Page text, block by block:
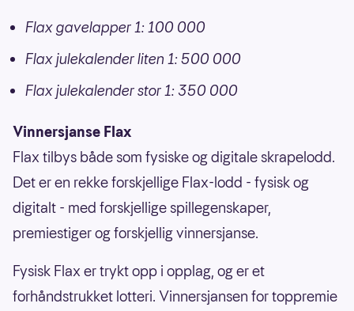
Flax gavelapper 1: 100 000
Flax julekalender liten 1: 500 000
Flax julekalender stor 1: 350 000
Vinnersjanse Flax
Flax tilbys både som fysiske og digitale skrapelodd.
Det er en rekke forskjellige Flax-lodd - fysisk og
digitalt - med forskjellige spillegenskaper,
premiestiger og forskjellig vinnersjanse.
Fysisk Flax er trykt opp i opplag, og er et
forhåndstrukket lotteri. Vinnersjansen for toppremie